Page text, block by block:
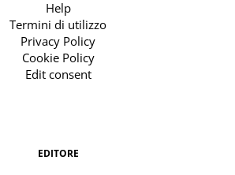
Help
Termini di utilizzo
Privacy Policy
Cookie Policy
Edit consent
EDITORE